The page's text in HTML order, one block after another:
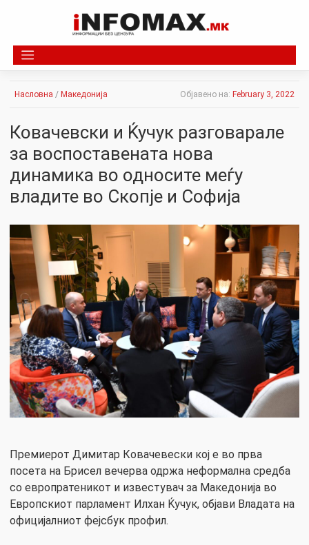
Насловна / Македонија Објавено на: February 3, 2022
Ковачевски и Ќучук разговарале
за воспоставената нова
динамика во односите меѓу
владите во Скопје и Софија
Премиерот Димитар Ковачевески кој е во прва
посета на Брисел вечерва одржа неформална средба
со европратеникот и известувач за Македонија во
Европскиот парламент Илхан Ќучук, објави Владата на
официјалниот фејсбук профил.